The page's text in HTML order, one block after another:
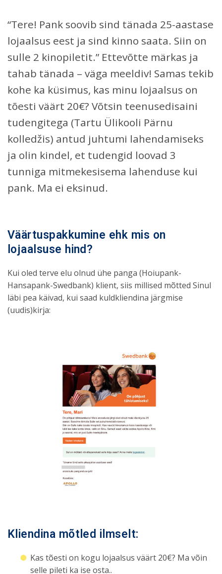
“Tere! Pank soovib sind tänada 25-aastase
lojaalsus eest ja sind kinno saata. Siin on
sulle 2 kinopiletit.” Ettevõtte märkas ja
tahab tänada – väga meeldiv! Samas tekib
kohe ka küsimus, kas minu lojaalsus on
tõesti väärt 20€? Võtsin teenusedisaini
tudengitega (Tartu Ülikooli Pärnu
kolledžis) antud juhtumi lahendamiseks
ja olin kindel, et tudengid loovad 3
tunniga mitmekesisema lahenduse kui
pank. Ma ei eksinud.
Väärtuspakkumine ehk mis on
lojaalsuse hind?
Kui oled terve elu olnud ühe panga (Hoiupank-
Hansapank-Swedbank) klient, siis millised mõtted Sinul
läbi pea käivad, kui saad kuldkliendina järgmise
(uudis)kirja:
Kliendina mõtled ilmselt:
Kas tõesti on kogu lojaalsus väärt 20€? Ma võin
selle pileti ka ise osta..